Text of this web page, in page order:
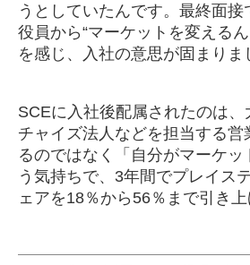
うとしていたんです。最終面接
役員から“マーケットを変える
を感じ、入社の意思が固まりま
SCEに入社後配属されたのは
チャイズ法人などを担当する営
るのではなく「自分がマーケッ
う気持ちで、3年間でプレイス
ェアを18％から56％まで引き上